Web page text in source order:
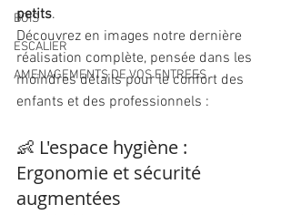
BOIS
ESCALIER
AMENAGEMENTS DE VOS ENTREES
petits.
Découvrez en images notre dernière
réalisation complète, pensée dans les
moindres détails pour le confort des
enfants et des professionnels :
👶 L'espace hygiène :
Ergonomie et sécurité
augmentées